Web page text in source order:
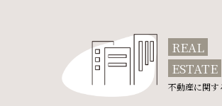
REAL
ESTATE
不動産に関す